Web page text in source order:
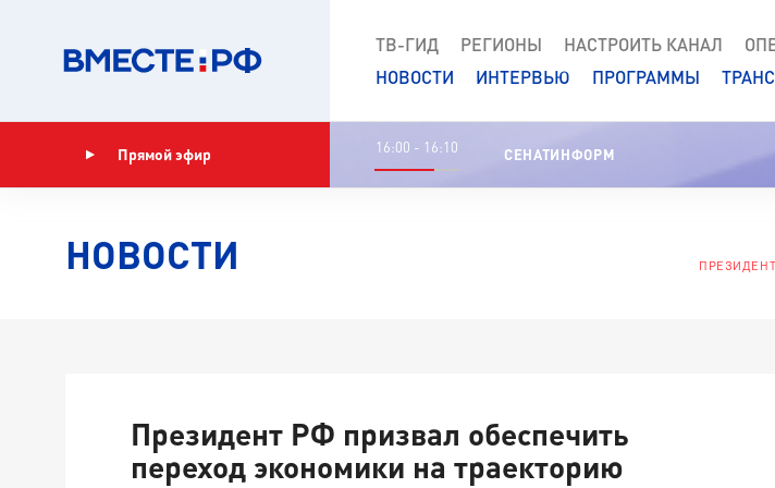
ТВ-ГИД РЕГИОНЫ НАСТРОИТЬ КАНАЛ
НОВОСТИ
ИНТЕРВЬЮ ПРОГРАММЫ
Прямой эфир 16:00 - 16:10 СЕНАТИНФОРМ
НОВОСТИ
Президент РФ призвал обеспечить
переход экономики на траекторию